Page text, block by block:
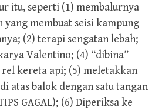
itu, seperti (1) membalurnya
yang membuat seisi kampung
(2) terapi sengatan lebah;
Valentino; (4) “dibina”
kereta api; (5) meletakkan
atas balok dengan satu tangan
GAGAL); (6) Diperiksa ke